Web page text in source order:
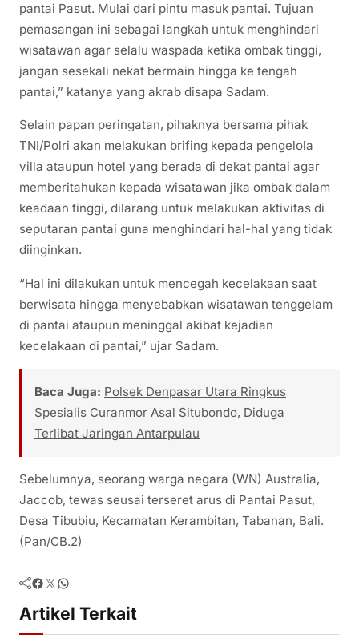
pantai Pasut. Mulai dari pintu masuk pantai. Tujuan
pemasangan ini sebagai langkah untuk menghindari
wisatawan agar selalu waspada ketika ombak tinggi,
jangan sesekali nekat bermain hingga ke tengah
pantai,” katanya yang akrab disapa Sadam.
Selain papan peringatan, pihaknya bersama pihak
TNI/Polri akan melakukan brifing kepada pengelola
villa ataupun hotel yang berada di dekat pantai agar
memberitahukan kepada wisatawan jika ombak dalam
keadaan tinggi, dilarang untuk melakukan aktivitas di
seputaran pantai guna menghindari hal-hal yang tidak
diinginkan.
“Hal ini dilakukan untuk mencegah kecelakaan saat
berwisata hingga menyebabkan wisatawan tenggelam
di pantai ataupun meninggal akibat kejadian
kecelakaan di pantai,” ujar Sadam.
Baca Juga: Polsek Denpasar Utara Ringkus
Spesialis Curanmor Asal Situbondo, Diduga
Terlibat Jaringan Antarpulau
Sebelumnya, seorang warga negara (WN) Australia,
Jaccob, tewas seusai terseret arus di Pantai Pasut,
Desa Tibubiu, Kecamatan Kerambitan, Tabanan, Bali.
(Pan/CB.2)
Facebook Twitter WhatsApp
Artikel Terkait